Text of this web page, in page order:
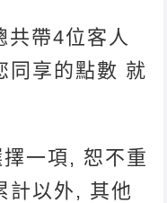
帶4位客人
同享的點數 就
一項, 恕不重
計以外, 其他